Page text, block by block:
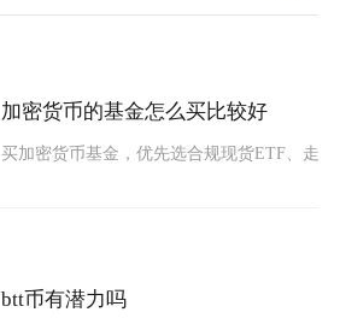
加密货币的基金怎么买比较好
买加密货币基金，优先选合规现货ETF、走
btt币有潜力吗